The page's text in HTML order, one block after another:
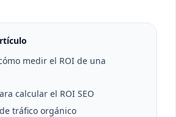
medir el ROI de una
calcular el ROI SEO
tráfico orgánico